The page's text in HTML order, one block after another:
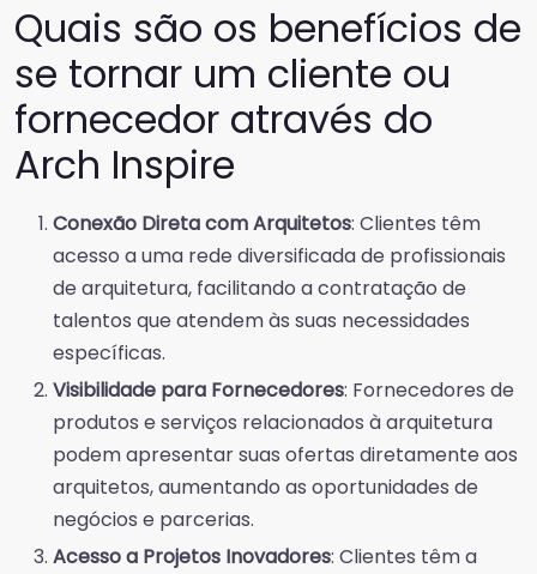
Quais são os benefícios de
se tornar um cliente ou
fornecedor através do
Arch Inspire
Conexão Direta com Arquitetos: Clientes têm
acesso a uma rede diversificada de profissionais
de arquitetura, facilitando a contratação de
talentos que atendem às suas necessidades
específicas.
Visibilidade para Fornecedores: Fornecedores de
produtos e serviços relacionados à arquitetura
podem apresentar suas ofertas diretamente aos
arquitetos, aumentando as oportunidades de
negócios e parcerias.
Acesso a Projetos Inovadores: Clientes têm a